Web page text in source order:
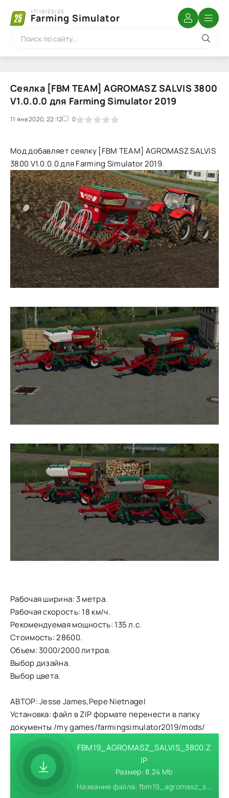
Farming Simulator
17/19/22/25
Сеялка [FBM TEAM] AGROMASZ SALVIS 3800
V1.0.0.0 для Farming Simulator 2019
11 янв 2020, 22:12 0
1 2 3 4 5
Мод добавляет сеялку [FBM TEAM] AGROMASZ SALVIS
3800 V1.0.0.0 для Farming Simulator 2019.
Рабочая ширина: 3 метра.
Рабочая скорость: 18 км/ч.
Рекомендуемая мощность: 135 л.с.
Стоимость: 28600.
Объем: 3000/2000 литров.
Выбор дизайна.
Выбор цвета.
АВТОР: Jesse James,Pepe Nietnagel
Установка: файл в ZIP формате перенести в папку
документы /my games/farmingsimulator2019/mods/
FBM19_AGROMASZ_SALVIS_3800.Z
IP
Размер: 8.24 Mb
Название файла: fbm19_agromasz_salvis_3800.zip